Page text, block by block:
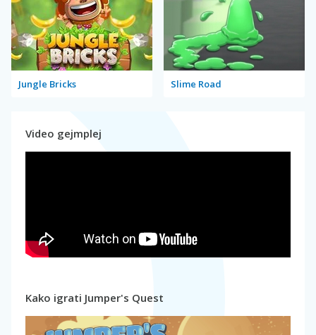
Jungle Bricks Slime Road
Video gejmplej
Kako igrati Jumper's Quest